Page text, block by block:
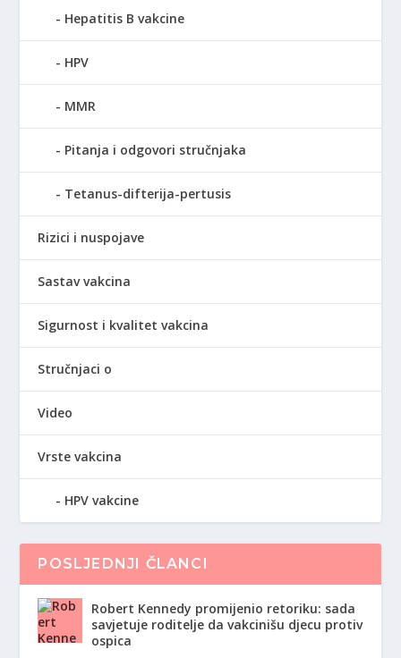
Hepatitis B vakcine
HPV
MMR
Pitanja i odgovori stručnjaka
Tetanus-difterija-pertusis
Rizici i nuspojave
Sastav vakcina
Sigurnost i kvalitet vakcina
Stručnjaci o
Video
Vrste vakcina
HPV vakcine
POSLJEDNJI ČLANCI
Robert Kennedy promijenio retoriku: sada
savjetuje roditelje da vakcinišu djecu protiv
ospica